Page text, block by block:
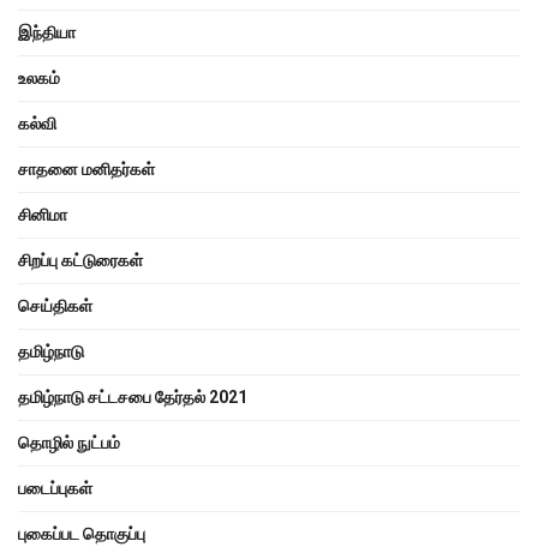
இந்தியா
உலகம்
கல்வி
சாதனை மனிதர்கள்
சினிமா
சிறப்பு கட்டுரைகள்
செய்திகள்
தமிழ்நாடு
தமிழ்நாடு சட்டசபை தேர்தல் 2021
தொழில் நுட்பம்
படைப்புகள்
புகைப்பட தொகுப்பு